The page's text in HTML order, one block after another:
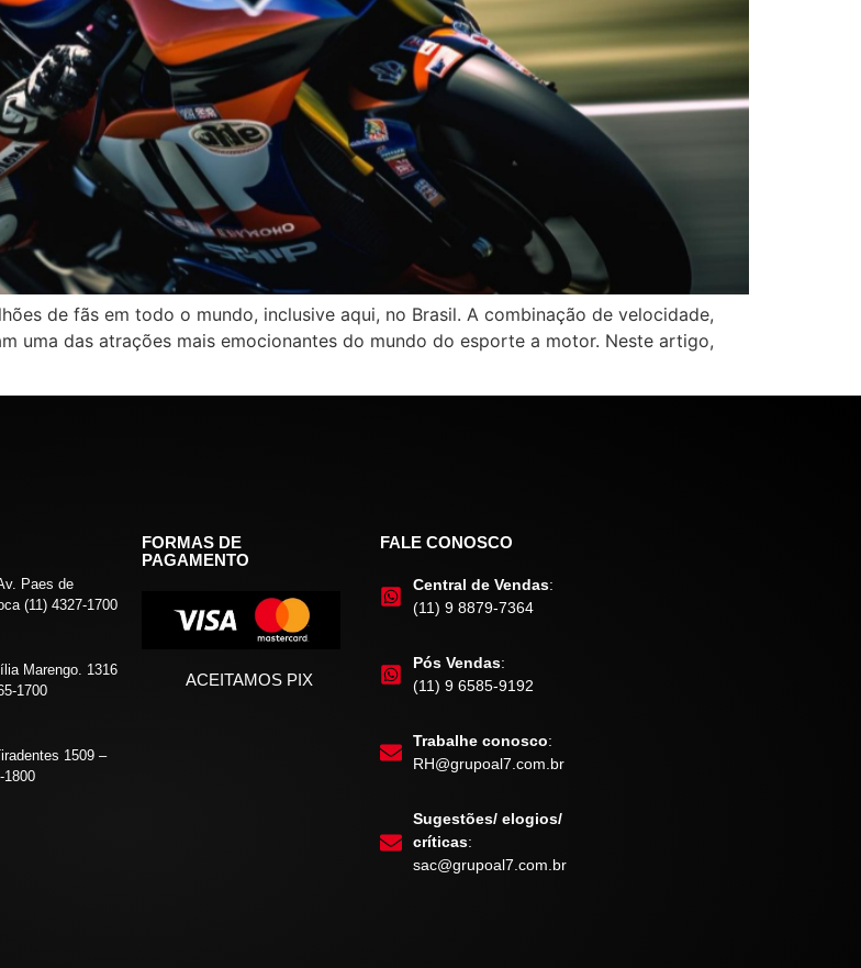
de fãs em todo o mundo, inclusive aqui, no Brasil. A combinação de velocidade,
uma das atrações mais emocionantes do mundo do esporte a motor. Neste artigo,
Paes de
(11) 4327-1700
Marengo. 1316
1700
1509 –
1800
FORMAS DE
PAGAMENTO
ACEITAMOS PIX
FALE CONOSCO
Central de Vendas:
(11) 9 8879-7364
Pós Vendas:
(11) 9 6585-9192
Trabalhe conosco:
RH@grupoal7.com.br
Sugestões/ elogios/
críticas:
sac@grupoal7.com.br